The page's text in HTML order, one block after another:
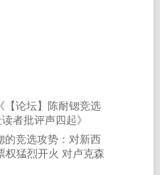
【论坛】陈耐锶竞选
者批评声四起》
的竞选攻势：对新西
权猛烈开火 对卢克森